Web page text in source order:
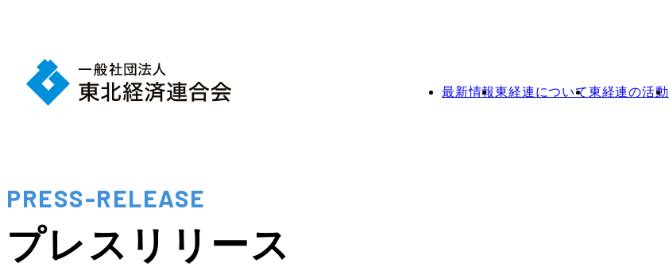
最新情報東経連について東経連の活動
PRESS-RELEASE
プレスリリース